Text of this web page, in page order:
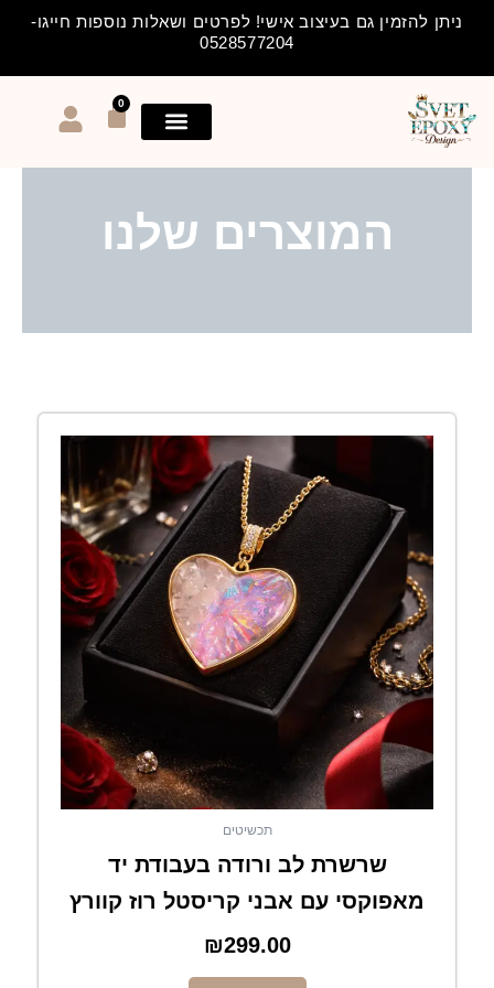
ניתן להזמין גם בעיצוב אישי! לפרטים ושאלות נוספות חייגו-
0528577204
0
עגלת
קניות
המוצרים שלנו
תכשיטים
שרשרת לב ורודה בעבודת יד
מאפוקסי עם אבני קריסטל רוז קוורץ
₪299.00